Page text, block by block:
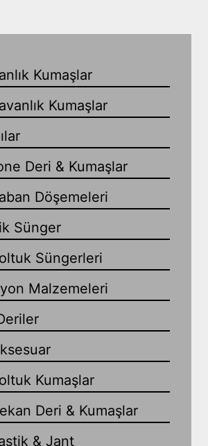
Kumaşlar
Kumaşlar
Deri & Kumaşlar
Döşemeleri
Sünger
Süngerleri
Malzemeleri
Kumaşlar
Deri & Kumaşlar
& Jant